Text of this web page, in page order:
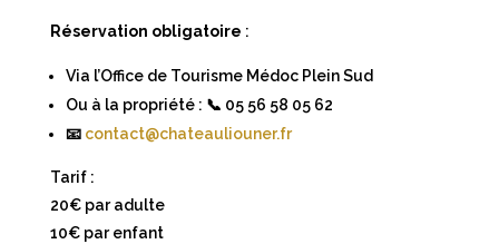
Réservation obligatoire :
Via l’Office de Tourisme Médoc Plein Sud
Ou à la propriété : 📞 05 56 58 05 62
📧 contact@chateauliouner.fr
Tarif :
20€ par adulte
10€ par enfant